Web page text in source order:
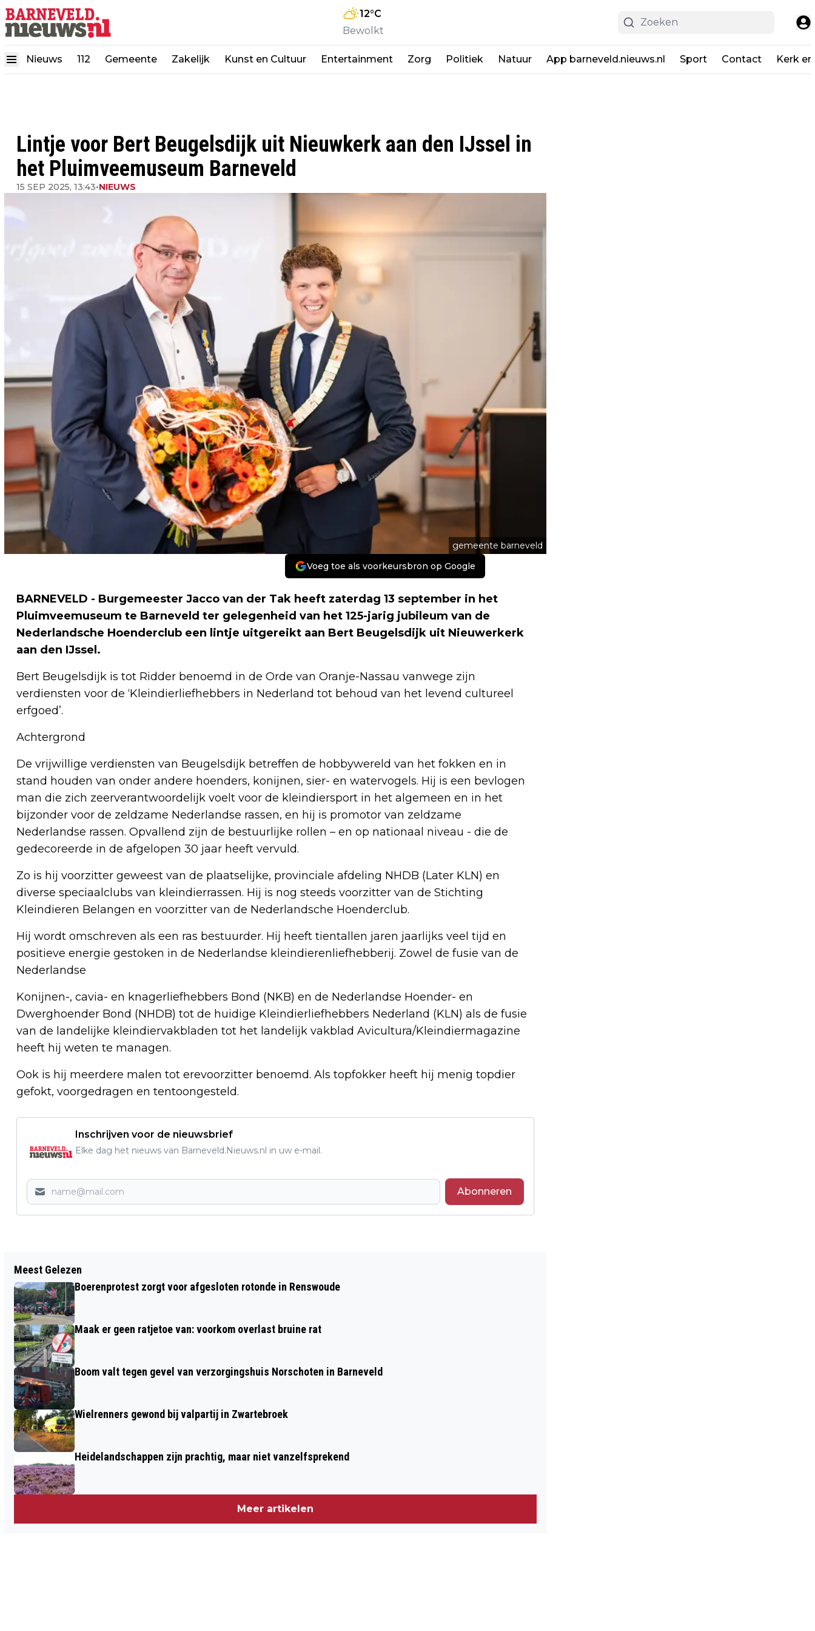
12°C
Bewolkt
Nieuws 112 Gemeente Zakelijk Kunst en Cultuur Entertainment Zorg Politiek Natuur App barneveld.nieuws.nl Sport Contact Kerk
Lintje voor Bert Beugelsdijk uit Nieuwkerk aan den IJssel in
het Pluimveemuseum Barneveld
15 SEP 2025, 13:43•NIEUWS
gemeente barneveld
Voeg toe als voorkeursbron op Google
BARNEVELD - Burgemeester Jacco van der Tak heeft zaterdag 13 september in het
Pluimveemuseum te Barneveld ter gelegenheid van het 125-jarig jubileum van de
Nederlandsche Hoenderclub een lintje uitgereikt aan Bert Beugelsdijk uit Nieuwerkerk
aan den IJssel.
Bert Beugelsdijk is tot Ridder benoemd in de Orde van Oranje-Nassau vanwege zijn
verdiensten voor de ‘Kleindierliefhebbers in Nederland tot behoud van het levend cultureel
erfgoed’.
Achtergrond
De vrijwillige verdiensten van Beugelsdijk betreffen de hobbywereld van het fokken en in
stand houden van onder andere hoenders, konijnen, sier- en watervogels. Hij is een bevlogen
man die zich zeerverantwoordelijk voelt voor de kleindiersport in het algemeen en in het
bijzonder voor de zeldzame Nederlandse rassen, en hij is promotor van zeldzame
Nederlandse rassen. Opvallend zijn de bestuurlijke rollen – en op nationaal niveau - die de
gedecoreerde in de afgelopen 30 jaar heeft vervuld.
Zo is hij voorzitter geweest van de plaatselijke, provinciale afdeling NHDB (Later KLN) en
diverse speciaalclubs van kleindierrassen. Hij is nog steeds voorzitter van de Stichting
Kleindieren Belangen en voorzitter van de Nederlandsche Hoenderclub.
Hij wordt omschreven als een ras bestuurder. Hij heeft tientallen jaren jaarlijks veel tijd en
positieve energie gestoken in de Nederlandse kleindierenliefhebberij. Zowel de fusie van de
Nederlandse
Konijnen-, cavia- en knagerliefhebbers Bond (NKB) en de Nederlandse Hoender- en
Dwerghoender Bond (NHDB) tot de huidige Kleindierliefhebbers Nederland (KLN) als de fusie
van de landelijke kleindiervakbladen tot het landelijk vakblad Avicultura/Kleindiermagazine
heeft hij weten te managen.
Ook is hij meerdere malen tot erevoorzitter benoemd. Als topfokker heeft hij menig topdier
gefokt, voorgedragen en tentoongesteld.
Inschrijven voor de nieuwsbrief
Elke dag het nieuws van Barneveld.Nieuws.nl in uw e-mail.
Abonneren
KETTINGBOTSING OP DE A1 MET VIJF
AUTO’S BIJ TERSCHUUR
VERSPILLINGSVRIJE WEEK: JONGEREN
Meest Gelezen
Boerenprotest zorgt voor afgesloten rotonde in Renswoude
Maak er geen ratjetoe van: voorkom overlast bruine rat
Boom valt tegen gevel van verzorgingshuis Norschoten in Barneveld
Wielrenners gewond bij valpartij in Zwartebroek
Heidelandschappen zijn prachtig, maar niet vanzelfsprekend
Meer artikelen